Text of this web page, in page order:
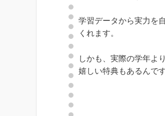
学習データから実力を
くれます。
しかも、実際の学年よ
嬉しい特典もあるんで